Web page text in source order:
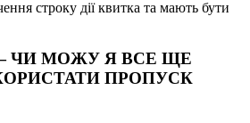
строку дії квитка та мають бути
ЧИ МОЖУ Я ВСЕ ЩЕ
ПРОПУСК